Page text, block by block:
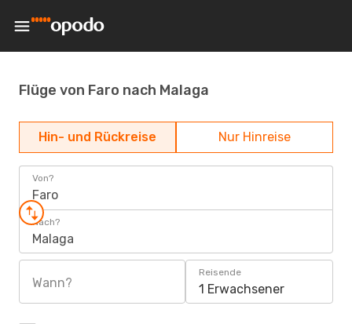
Flüge von Faro nach Malaga
Hin- und Rückreise Nur Hinreise
Von?
Faro
Nach?
Malaga
Wann?
Reisende
1 Erwachsener